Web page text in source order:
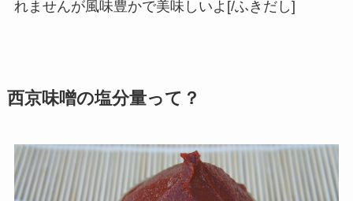
れませんが風味豊かで美味しいよ[/ふきだし]
西京味噌の塩分量って？